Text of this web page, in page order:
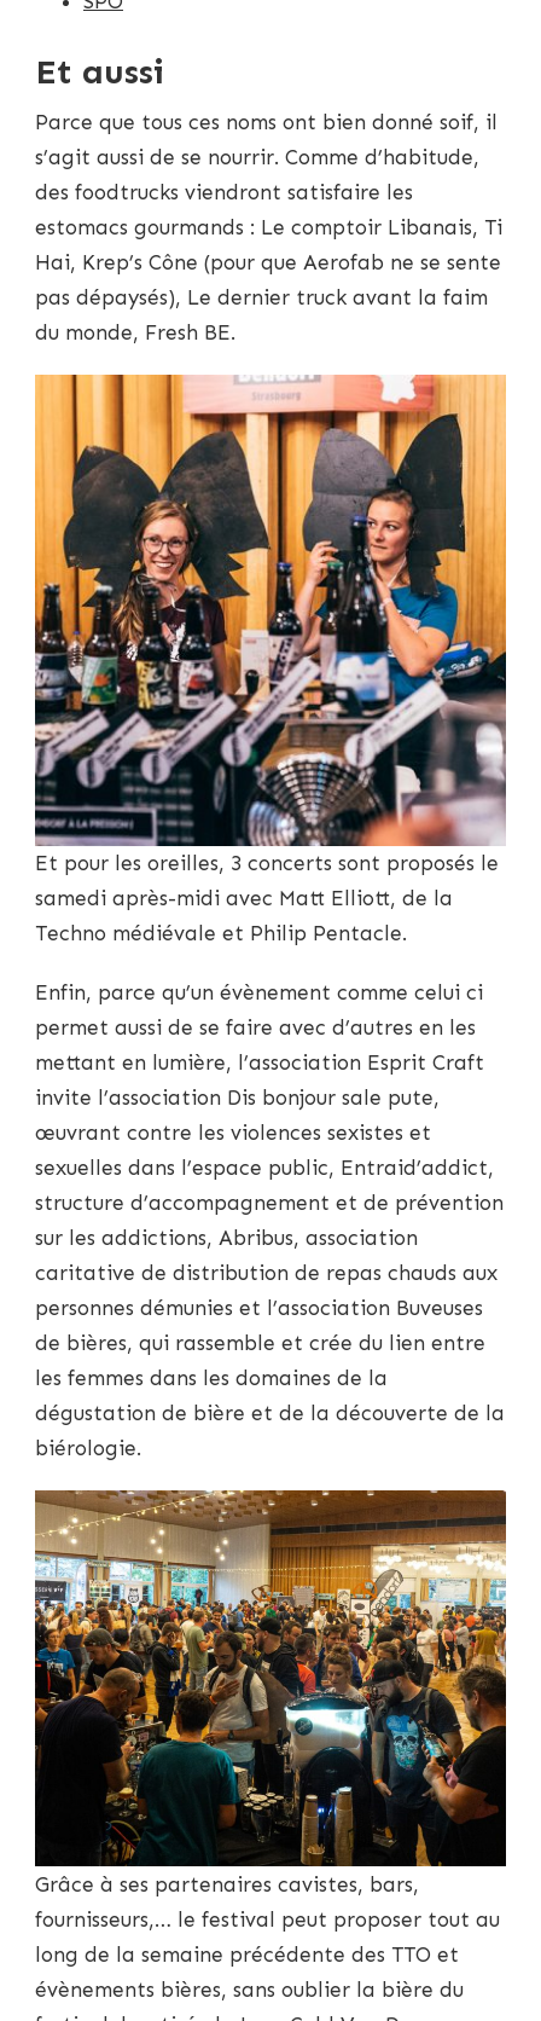
Et aussi
Parce que tous ces noms ont bien donné soif, il
s’agit aussi de se nourrir. Comme d’habitude,
des foodtrucks viendront satisfaire les
estomacs gourmands : Le comptoir Libanais, Ti
Hai, Krep’s Cône (pour que Aerofab ne se sente
pas dépaysés), Le dernier truck avant la faim
du monde, Fresh BE.
Et pour les oreilles, 3 concerts sont proposés le
samedi après-midi avec Matt Elliott, de la
Techno médiévale et Philip Pentacle.
Enfin, parce qu’un évènement comme celui ci
permet aussi de se faire avec d’autres en les
mettant en lumière, l’association Esprit Craft
invite l’association Dis bonjour sale pute,
œuvrant contre les violences sexistes et
sexuelles dans l’espace public, Entraid’addict,
structure d’accompagnement et de prévention
sur les addictions, Abribus, association
caritative de distribution de repas chauds aux
personnes démunies et l’association Buveuses
de bières, qui rassemble et crée du lien entre
les femmes dans les domaines de la
dégustation de bière et de la découverte de la
biérologie.
Grâce à ses partenaires cavistes, bars,
fournisseurs,… le festival peut proposer tout au
long de la semaine précédente des TTO et
évènements bières, sans oublier la bière du